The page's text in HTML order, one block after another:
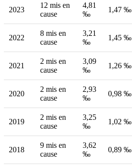
2023
12 mis en
cause
4,81
‰
1,47 ‰
2022
8 mis en
cause
3,21
‰
1,45 ‰
2021
2 mis en
cause
3,09
‰
1,26 ‰
2020
2 mis en
cause
2,93
‰
0,98 ‰
2019
2 mis en
cause
3,25
‰
1,02 ‰
2018
9 mis en
cause
3,62
‰
0,89 ‰